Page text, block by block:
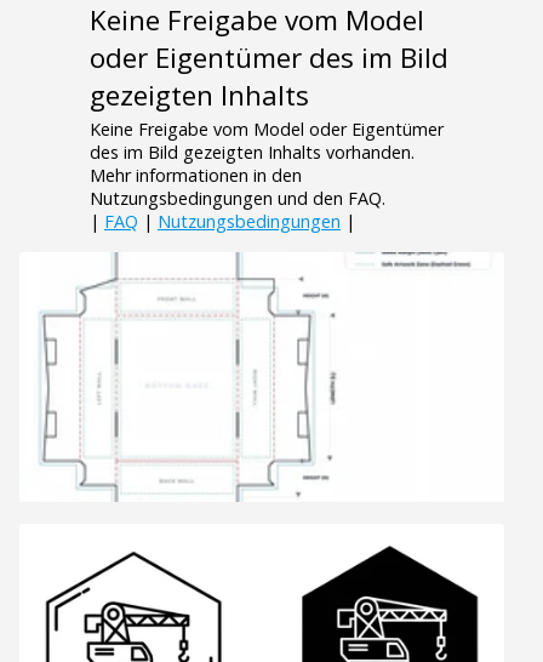
Keine Freigabe vom Model
oder Eigentümer des im Bild
gezeigten Inhalts
Keine Freigabe vom Model oder Eigentümer
des im Bild gezeigten Inhalts vorhanden.
Mehr informationen in den
Nutzungsbedingungen und den FAQ.
| FAQ | Nutzungsbedingungen |